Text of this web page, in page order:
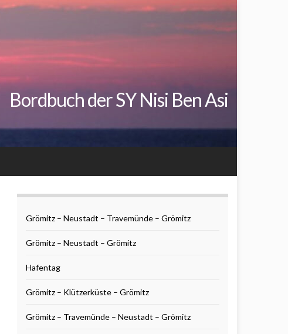
Bordbuch der SY Nisi Ben Asi
Grömitz – Neustadt – Travemünde – Grömitz
Grömitz – Neustadt – Grömitz
Hafentag
Grömitz – Klützerküste – Grömitz
Grömitz – Travemünde – Neustadt – Grömitz